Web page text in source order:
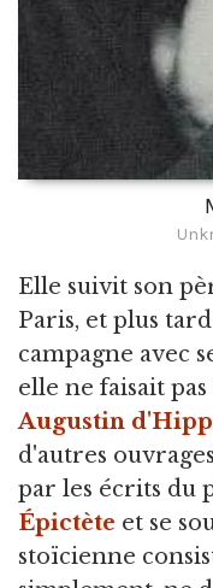
Elle suivit son
Paris, et plus
campagne avec
elle ne faisait
Augustin
d'autres
par les écrits du
Épictète et se
stoïcienne